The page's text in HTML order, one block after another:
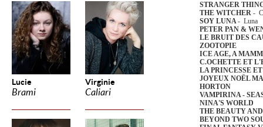
Lucie
Brami
Virginie
Caliari
STRANGER
THE WITCHER -
SOY LUNA- Luna
PETER PAN &
LE BRUIT DES
ZOOTOPIE
ICE AGE, A
C.OCHETTE ET
LA PRINCESSE
JOYEUX NOËL
HORTON
VAMPIRINA -
NINA'S WORLD
THE BEAUTY
BEYOND TWO